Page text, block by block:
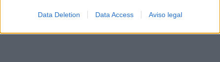
Data Deletion Data Access Aviso legal